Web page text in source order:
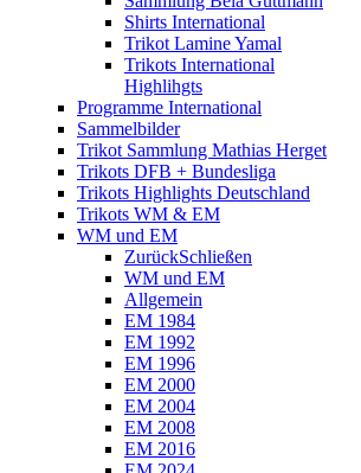
Shirts International
Trikot Lamine Yamal
Trikots International
Highlihgts
Programme International
Sammelbilder
Trikot Sammlung Mathias Herget
Trikots DFB + Bundesliga
Trikots Highlights Deutschland
Trikots WM & EM
WM und EM
ZurückSchließen
WM und EM
Allgemein
EM 1984
EM 1992
EM 1996
EM 2000
EM 2004
EM 2008
EM 2016